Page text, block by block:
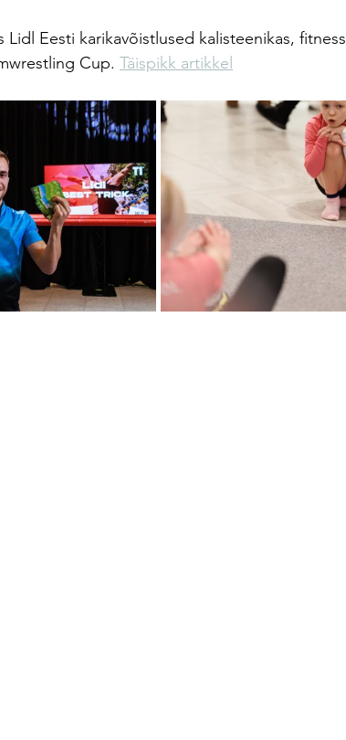
Lidl Eesti karikavõistlused kalisteenikas, fitness
Cup. Täispikk artikkel